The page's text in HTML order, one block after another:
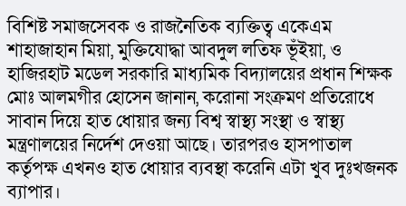
বিশিষ্ট সমাজসেবক ও রাজনৈতিক ব্যক্তিত্ব একেএম
শাহাজাহান মিয়া, মুক্তিযোদ্ধা আবদুল লতিফ ভূঁইয়া, ও
হাজিরহাট মডেল সরকারি মাধ্যমিক বিদ্যালয়ের প্রধান শিক্ষক
মোঃ আলমগীর হোসেন জানান, করোনা সংক্রমণ প্রতিরোধে
সাবান দিয়ে হাত ধোয়ার জন্য বিশ্ব স্বাস্থ্য সংস্থা ও স্বাস্থ্য
মন্ত্রণালয়ের নির্দেশ দেওয়া আছে। তারপরও হাসপাতাল
কর্তৃপক্ষ এখনও হাত ধোয়ার ব্যবস্থা করেনি এটা খুব দুঃখজনক
ব্যাপার।